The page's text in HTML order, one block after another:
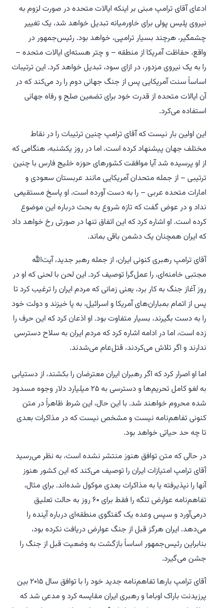
ادعای آقای ترامپ مبنی بر اینکه ایالات متحده در صورت لزوم به
نیروی پلیس پولی برای خاورمیانه تبدیل خواهد شد، یک تغییر
چشمگیر، هرچند بسیار ترامپی، خواهد بود. رئیس‌جمهور در
واقع، حفاظت آمریکا از منطقه – و چتر هسته‌ای ایالات متحده –
را به یک نیروی مزدور، در ازای سود، تبدیل خواهد کرد. این ترتیبات
اساساً سنت آمریکایی پس از جنگ جهانی دوم را رد می‌کند که در
آن ایالات متحده از قدرت خود برای تضمین صلح و رفاه جهانی
استفاده می‌کرد.
این اولین بار نیست که آقای ترامپ چنین ترتیبات را در نقاط
مختلف جهان پیشنهاد کرده است. اما در روز یکشنبه، هنگامی که
از او پرسیده شد آیا موافقت کشورهای حوزه خلیج فارس با چنین
ترتیبی – از جمله متحدان آمریکایی مانند عربستان سعودی و
امارات متحده عربی – را به دست آورده است، او پاسخ مستقیمی
نداد و در عوض گفت که تازه شروع به بحث درباره این موضوع
کرده است. او اشاره کرد که این اتفاق تنها در صورتی رخ خواهد داد
که ایران همچنان یک دشمن باقی بماند.
آقای ترامپ رهبری کنونی ایران، از جمله رهبر جدید، آیت‌الله
مجتبی خامنه‌ای، را عمل‌گرا توصیف کرد. این لحن با لحنی که او در
روز آغاز جنگ به کار برد، یعنی زمانی که مردم ایران را ترغیب کرد تا
پس از اتمام بمباران‌های آمریکا و اسرائیل، به پا خیزند و دولت خود
را به دست بگیرند، بسیار متفاوت بود. او اذعان کرد که این حرف را
زده است، اما در ادامه اشاره کرد که مردم ایران به سلاح دسترسی
ندارند و اگر تلاش می‌کردند، قتل‌عام می‌شدند.
اما او اصرار کرد که اگر رهبران ایران معترضان را بکشند، از دستیابی
به لغو کامل تحریم‌ها و دسترسی به ۲۵ میلیارد دلار وجوه مسدود
شده محروم خواهند شد. با این حال، این شرط ظاهراً در متن
کنونی تفاهم‌نامه نیست و مشخص نیست که در مذاکرات بعدی
تا چه حد حیاتی خواهد بود.
در حالی که متن توافق هنوز منتشر نشده است، به نظر می‌رسید
آقای ترامپ امتیازات ایران را توصیف می‌کند که این کشور هنوز
آنها را نپذیرفته یا به مذاکرات بعدی موکول شده‌اند. برای مثال،
تفاهم‌نامه عوارض تنگه را فقط برای ۶۰ روز به حالت تعلیق
درمی‌آورد و سپس وعده یک گفتگوی منطقه‌ای درباره آینده را
می‌دهد. ایران هرگز قبل از جنگ عوارض دریافت نکرده بود،
بنابراین رئیس‌جمهور اساساً بازگشت به وضعیت قبل از جنگ را
جشن می‌گیرد.
آقای ترامپ بارها تفاهم‌نامه جدید خود را با توافق سال ۲۰۱۵ بین
پرزیدنت باراک اوباما و رهبری ایران مقایسه کرد و مدعی شد که